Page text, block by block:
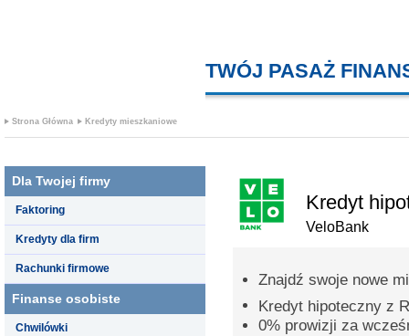
TWÓJ PASAŻ
Strona Główna Kredyty mieszkaniowe
Dla Twojej firmy
Faktoring
Kredyty dla firm
Rachunki firmowe
Finanse osobiste
Chwilówki
Kredyt
VeloBank
Znajdź swoje nowe
Kredyt hipoteczny z
0% prowizji za